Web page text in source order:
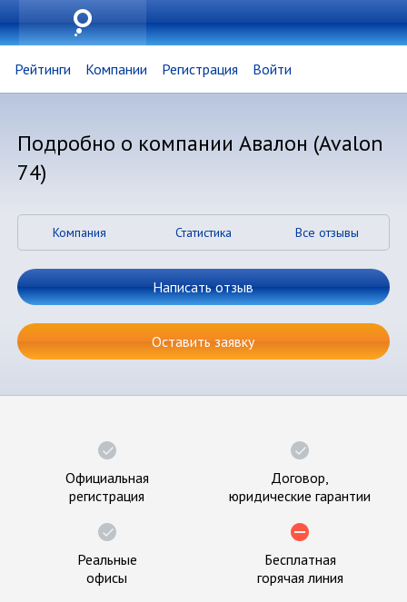
Рейтинги Компании Регистрация Войти
Подробно о компании Авалон (Avalon
74)
Компания Статистика Все отзывы
Написать отзыв
Оставить заявку
Официальная
регистрация
Договор,
юридические гарантии
Реальные
офисы
Бесплатная
горячая линия